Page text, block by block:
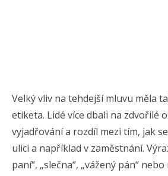
Velký vliv na tehdejší mluvu měla
etiketa. Lidé více dbali na zdvořilé
vyjadřování a rozdíl mezi tím, jak
ulici a například v zaměstnání.
paní“, „slečna“, „vážený pán“